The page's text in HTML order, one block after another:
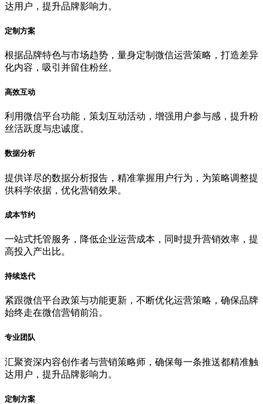
达用户，提升品牌影响力。
定制方案
根据品牌特色与市场趋势，量身定制微信运营策略，打造差异
化内容，吸引并留住粉丝。
高效互动
利用微信平台功能，策划互动活动，增强用户参与感，提升粉
丝活跃度与忠诚度。
数据分析
提供详尽的数据分析报告，精准掌握用户行为，为策略调整提
供科学依据，优化营销效果。
成本节约
一站式托管服务，降低企业运营成本，同时提升营销效率，提
高投入产出比。
持续迭代
紧跟微信平台政策与功能更新，不断优化运营策略，确保品牌
始终走在微信营销前沿。
专业团队
汇聚资深内容创作者与营销策略师，确保每一条推送都精准触
达用户，提升品牌影响力。
定制方案